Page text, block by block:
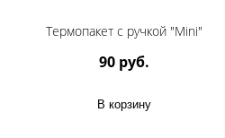
Термопакет с ручкой "Mini"
90 руб.
В корзину